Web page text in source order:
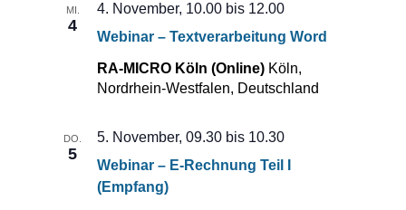
MI.
4
Webinar – Textverarbeitung Word
4. November, 10.00 bis 12.00
RA-MICRO Köln (Online) Köln,
Nordrhein-Westfalen, Deutschland
DO.
5
Webinar – E-Rechnung Teil I
(Empfang)
5. November, 09.30 bis 10.30